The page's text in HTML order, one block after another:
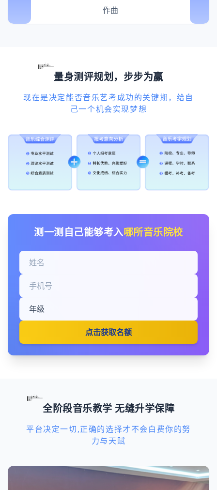
作曲
量身测评规划，步步为赢
现在是决定能否音乐艺考成功的关键期，给自
己一个机会实现梦想
测一测自己能够考入哪所音乐院校
点击获取名额
全阶段音乐教学 无缝升学保障
平台决定一切,正确的选择才不会白费你的努
力与天赋